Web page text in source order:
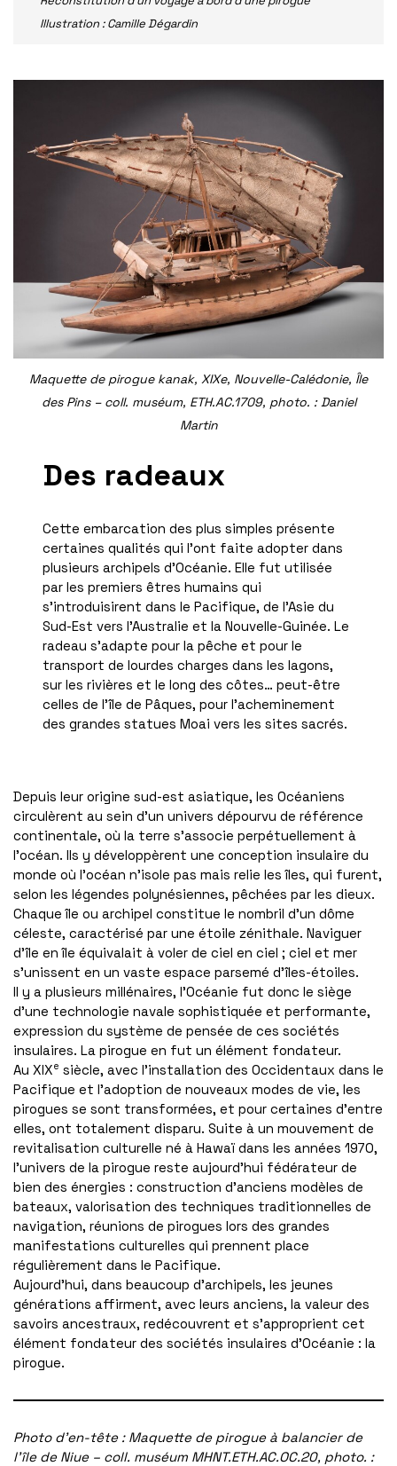
Illustration : Camille Dégardin
Maquette de pirogue kanak, XIXe, Nouvelle-Calédonie, Île
des Pins – coll. muséum, ETH.AC.1709, photo. : Daniel
Martin
Des radeaux
Cette embarcation des plus simples présente
certaines qualités qui l’ont faite adopter dans
plusieurs archipels d’Océanie. Elle fut utilisée
par les premiers êtres humains qui
s’introduisirent dans le Pacifique, de l’Asie du
Sud-Est vers l’Australie et la Nouvelle-Guinée. Le
radeau s’adapte pour la pêche et pour le
transport de lourdes charges dans les lagons,
sur les rivières et le long des côtes… peut-être
celles de l’île de Pâques, pour l’acheminement
des grandes statues Moai vers les sites sacrés.
Depuis leur origine sud-est asiatique, les Océaniens
circulèrent au sein d’un univers dépourvu de référence
continentale, où la terre s’associe perpétuellement à
l’océan. Ils y développèrent une conception insulaire du
monde où l’océan n’isole pas mais relie les îles, qui furent,
selon les légendes polynésiennes, pêchées par les dieux.
Chaque île ou archipel constitue le nombril d’un dôme
céleste, caractérisé par une étoile zénithale. Naviguer
d’île en île équivalait à voler de ciel en ciel ; ciel et mer
s’unissent en un vaste espace parsemé d’îles-étoiles.
Il y a plusieurs millénaires, l’Océanie fut donc le siège
d’une technologie navale sophistiquée et performante,
expression du système de pensée de ces sociétés
insulaires. La pirogue en fut un élément fondateur.
Au XIXe siècle, avec l’installation des Occidentaux dans le
Pacifique et l’adoption de nouveaux modes de vie, les
pirogues se sont transformées, et pour certaines d’entre
elles, ont totalement disparu. Suite à un mouvement de
revitalisation culturelle né à Hawaï dans les années 1970,
l’univers de la pirogue reste aujourd’hui fédérateur de
bien des énergies : construction d’anciens modèles de
bateaux, valorisation des techniques traditionnelles de
navigation, réunions de pirogues lors des grandes
manifestations culturelles qui prennent place
régulièrement dans le Pacifique.
Aujourd’hui, dans beaucoup d’archipels, les jeunes
générations affirment, avec leurs anciens, la valeur des
savoirs ancestraux, redécouvrent et s’approprient cet
élément fondateur des sociétés insulaires d’Océanie : la
pirogue.
Photo d’en-tête : Maquette de pirogue à balancier de
l’île de Niue – coll. muséum MHNT.ETH.AC.OC.20, photo. :